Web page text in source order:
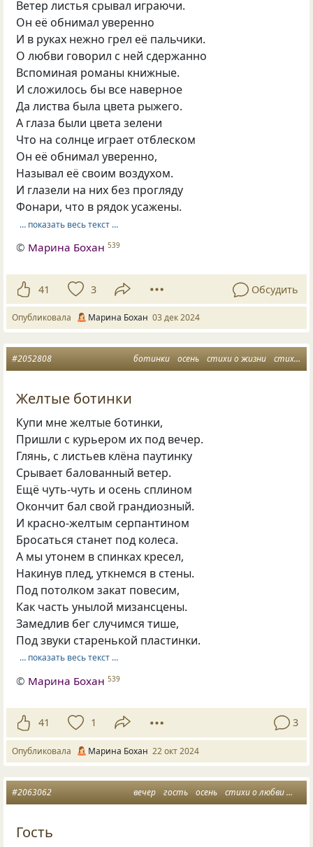
Ветер листья срывал играючи.
Он её обнимал уверенно
И в руках нежно грел её пальчики.
О любви говорил с ней сдержанно
Вспоминая романы книжные.
И сложилось бы все наверное
Да листва была цвета рыжего.
А глаза были цвета зелени
Что на солнце играет отблеском
Он её обнимал уверенно,
Называл её своим воздухом.
И глазели на них без прогляду
Фонари, что в рядок усажены.
… показать весь текст …
© Марина Бохан 539
41 3 Обсудить
Опубликовала Марина Бохан 03 дек 2024
ботинки осень стихи о жизни стихи об осени
#2052808
Желтые ботинки
Купи мне желтые ботинки,
Пришли с курьером их под вечер.
Глянь, с листьев клёна паутинку
Срывает балованный ветер.
Ещё чуть-чуть и осень сплином
Окончит бал свой грандиозный.
И красно-желтым серпантином
Бросаться станет под колеса.
А мы утонем в спинках кресел,
Накинув плед, уткнемся в стены.
Под потолком закат повесим,
Как часть унылой мизансцены.
Замедлив бег случимся тише,
Под звуки старенькой пластинки.
… показать весь текст …
© Марина Бохан 539
41 1 3
Опубликовала Марина Бохан 22 окт 2024
вечер гость осень стихи о любви
#2063062
Гость